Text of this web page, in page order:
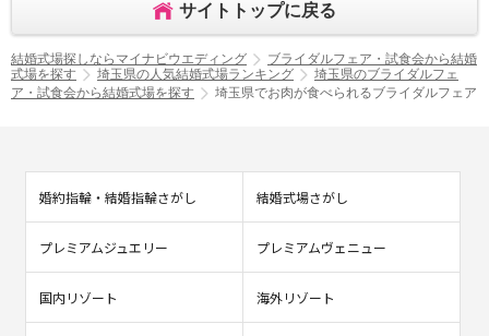
サイトトップに戻る
結婚式場探しならマイナビウエディング
ブライダルフェア・試食会から結婚
式場を探す
埼玉県の人気結婚式場ランキング
埼玉県のブライダルフェ
ア・試食会から結婚式場を探す
埼玉県でお肉が食べられるブライダルフェア
婚約指輪・結婚指輪さがし 結婚式場さがし
プレミアムジュエリー プレミアムヴェニュー
国内リゾート 海外リゾート